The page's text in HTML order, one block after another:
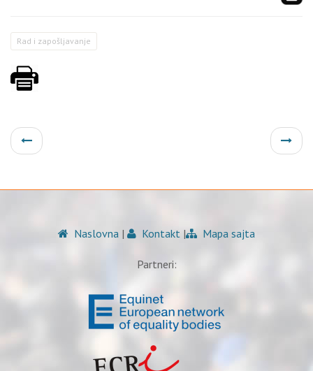
Rad i zapošljavanje
Naslovna | Kontakt | Mapa sajta
Partneri: